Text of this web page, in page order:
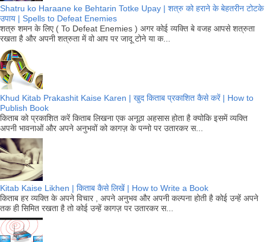
Shatru ko Haraane ke Behtarin Totke Upay | शत्रु को हराने के बेहतरीन टोटके
उपाय | Spells to Defeat Enemies
शत्रु शमन के लिए ( To Defeat Enemies ) अगर कोई व्यक्ति बे वजह आपसे शत्रुता
रखता है और अपनी शत्रुता में वो आप पर जादू टोने या क...
Khud Kitab Prakashit Kaise Karen | खुद किताब प्रकाशित कैसे करें | How to
Publish Book
किताब को प्रकाशित करें किताब लिखना एक अनूठा अहसास होता है क्योकि इसमें व्यक्ति
अपनी भावनाओं और अपने अनुभवों को कागज़ के पन्नो पर उतारकर स...
Kitab Kaise Likhen | किताब कैसे लिखें | How to Write a Book
किताब हर व्यक्ति के अपने विचार , अपने अनुभव और अपनी कल्पना होती है कोई उन्हें अपने
तक ही सिमित रखता है तो कोई उन्हें कागज़ पर उतारकर स...